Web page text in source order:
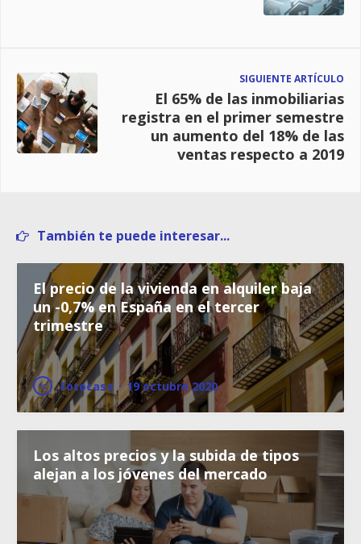
SIGUIENTE ARTÍCULO
El 65% de las inmobiliarias
registra en el primer semestre
un aumento del 18% de las
ventas respecto a 2019
También te puede interesar...
El precio de la vivienda en alquiler baja
un -0,7% en España en el tercer
trimestre
Fotocasa · 19 octubre 2020
Los altos precios y la subida de tipos
alejan a los jóvenes del mercado